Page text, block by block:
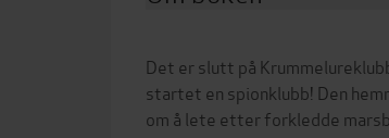
Det er slutt på
startet en spionklubb! Den
om å lete etter forkledde